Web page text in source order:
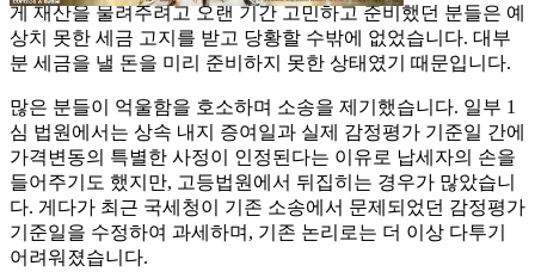
게 재산을 물려주려고 오랜 기간 고민하고 준비했던 분들은 예
상치 못한 세금 고지를 받고 당황할 수밖에 없었습니다. 대부
분 세금을 낼 돈을 미리 준비하지 못한 상태였기 때문입니다.
많은 분들이 억울함을 호소하며 소송을 제기했습니다. 일부 1
심 법원에서는 상속 내지 증여일과 실제 감정평가 기준일 간에
가격변동의 특별한 사정이 인정된다는 이유로 납세자의 손을
들어주기도 했지만, 고등법원에서 뒤집히는 경우가 많았습니
다. 게다가 최근 국세청이 기존 소송에서 문제되었던 감정평가
기준일을 수정하여 과세하며, 기존 논리로는 더 이상 다투기
어려워졌습니다.